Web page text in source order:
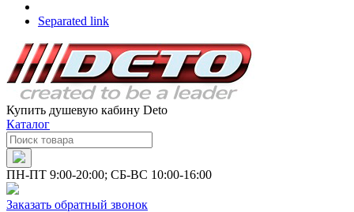
Separated link
Купить душевую кабину Deto
Каталог
ПН-ПТ 9:00-20:00; СБ-ВС 10:00-16:00
Заказать обратный звонок